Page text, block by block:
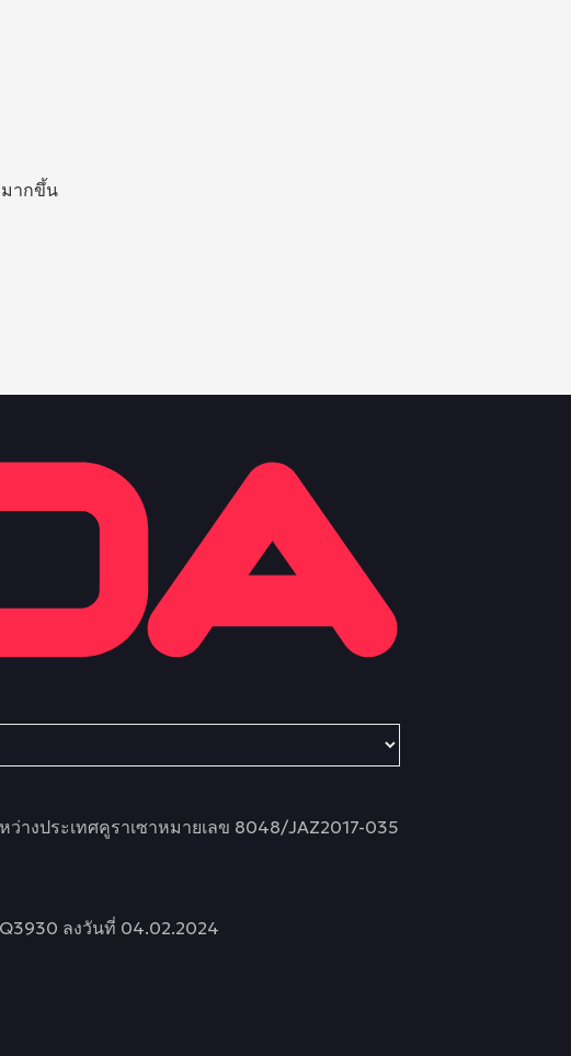
มากขึ้น
งประเทศคูราเซาหมายเลข 8048/JAZ2017-035
ลงวันที่ 04.02.2024